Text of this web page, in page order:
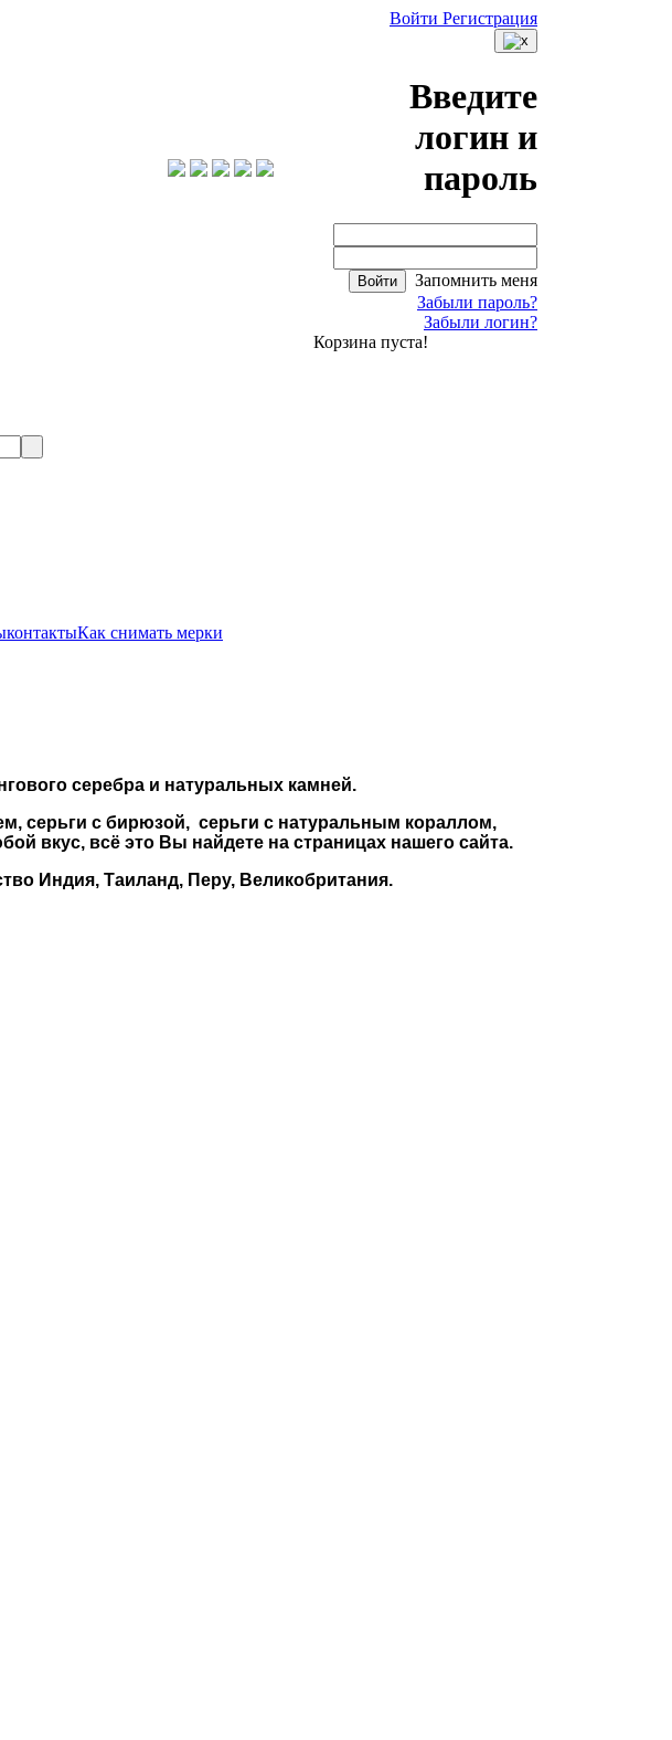
Войти Регистрация
Введите
логин и
пароль
Войти
Запомнить меня
Забыли пароль?
Забыли логин?
Корзина пуста!
контактыКак снимать мерки
серебра и натуральных камней.
серьги с бирюзой, серьги с натуральным кораллом,
вкус, всё это Вы найдете на страницах нашего сайта.
Индия, Таиланд, Перу, Великобритания.